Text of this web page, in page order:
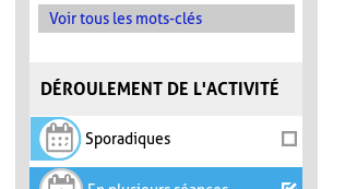
Voir tous les mots-clés
DÉROULEMENT DE L'ACTIVITÉ
Sporadiques